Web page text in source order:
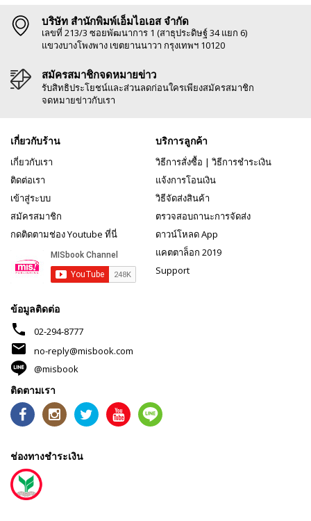
บริษัท สำนักพิมพ์เอ็มไอเอส จำกัด
เลขที่ 213/3 ซอยพัฒนาการ 1 (สาธุประดิษฐ์ 34 แยก 6)
แขวงบางโพงพาง เขตยานนาวา กรุงเทพฯ 10120
สมัครสมาชิกจดหมายข่าว
รับสิทธิประโยชน์และส่วนลดก่อนใครเพียงสมัครสมาชิก
จดหมายข่าวกับเรา
เกี่ยวกับร้าน
เกี่ยวกับเรา
ติดต่อเรา
เข้าสู่ระบบ
สมัครสมาชิก
กดติดตามช่อง Youtube ที่นี่
บริการลูกค้า
วิธีการสั่งซื้อ | วิธีการชำระเงิน
แจ้งการโอนเงิน
วิธีจัดส่งสินค้า
ตรวจสอบถานะการจัดส่ง
ดาวน์โหลด App
แคตตาล็อก 2019
Support
ข้อมูลติดต่อ
phone 02-294-8777
mail
no-reply@misbook.com
@misbook
ติดตามเรา
ช่องทางชำระเงิน